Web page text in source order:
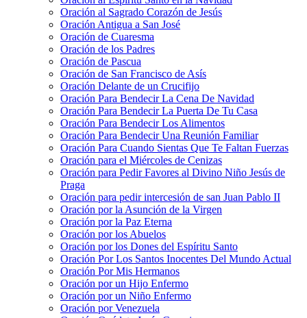
Oración al Sagrado Corazón de Jesús
Oración Antigua a San José
Oración de Cuaresma
Oración de los Padres
Oración de Pascua
Oración de San Francisco de Asís
Oración Delante de un Crucifijo
Oración Para Bendecir La Cena De Navidad
Oración Para Bendecir La Puerta De Tu Casa
Oración Para Bendecir Los Alimentos
Oración Para Bendecir Una Reunión Familiar
Oración Para Cuando Sientas Que Te Faltan Fuerzas
Oración para el Miércoles de Cenizas
Oración para Pedir Favores al Divino Niño Jesús de
Praga
Oración para pedir intercesión de san Juan Pablo II
Oración por la Asunción de la Virgen
Oración por la Paz Eterna
Oración por los Abuelos
Oración por los Dones del Espíritu Santo
Oración Por Los Santos Inocentes Del Mundo Actual
Oración Por Mis Hermanos
Oración por un Hijo Enfermo
Oración por un Niño Enfermo
Oración por Venezuela